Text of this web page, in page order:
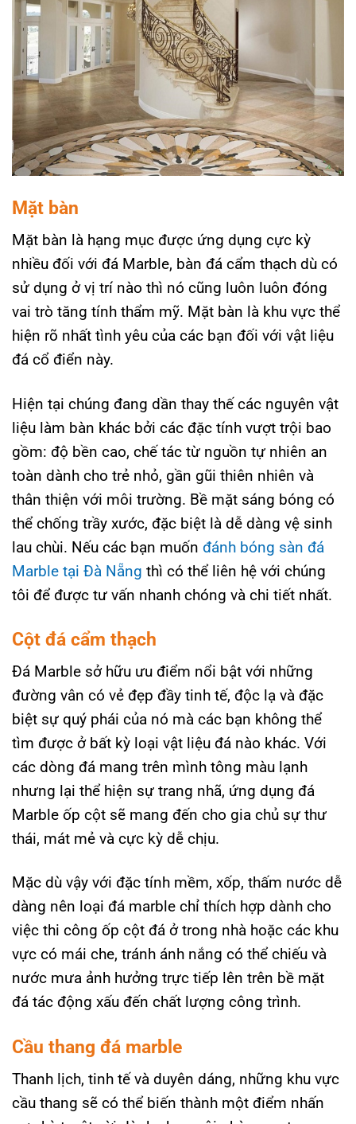
Mặt bàn
Mặt bàn là hạng mục được ứng dụng cực kỳ
nhiều đối với đá Marble, bàn đá cẩm thạch dù có
sử dụng ở vị trí nào thì nó cũng luôn luôn đóng
vai trò tăng tính thẩm mỹ. Mặt bàn là khu vực thể
hiện rõ nhất tình yêu của các bạn đối với vật liệu
đá cổ điển này.
Hiện tại chúng đang dần thay thế các nguyên vật
liệu làm bàn khác bởi các đặc tính vượt trội bao
gồm: độ bền cao, chế tác từ nguồn tự nhiên an
toàn dành cho trẻ nhỏ, gần gũi thiên nhiên và
thân thiện với môi trường. Bề mặt sáng bóng có
thể chống trầy xước, đặc biệt là dễ dàng vệ sinh
lau chùi. Nếu các bạn muốn đánh bóng sàn đá
Marble tại Đà Nẵng thì có thể liên hệ với chúng
tôi để được tư vấn nhanh chóng và chi tiết nhất.
Cột đá cẩm thạch
Đá Marble sở hữu ưu điểm nổi bật với những
đường vân có vẻ đẹp đầy tinh tế, độc lạ và đặc
biệt sự quý phái của nó mà các bạn không thể
tìm được ở bất kỳ loại vật liệu đá nào khác. Với
các dòng đá mang trên mình tông màu lạnh
nhưng lại thể hiện sự trang nhã, ứng dụng đá
Marble ốp cột sẽ mang đến cho gia chủ sự thư
thái, mát mẻ và cực kỳ dễ chịu.
Mặc dù vậy với đặc tính mềm, xốp, thấm nước dễ
dàng nên loại đá marble chỉ thích hợp dành cho
việc thi công ốp cột đá ở trong nhà hoặc các khu
vực có mái che, tránh ánh nắng có thể chiếu và
nước mưa ảnh hưởng trực tiếp lên trên bề mặt
đá tác động xấu đến chất lượng công trình.
Cầu thang đá marble
Thanh lịch, tinh tế và duyên dáng, những khu vực
cầu thang sẽ có thể biến thành một điểm nhấn